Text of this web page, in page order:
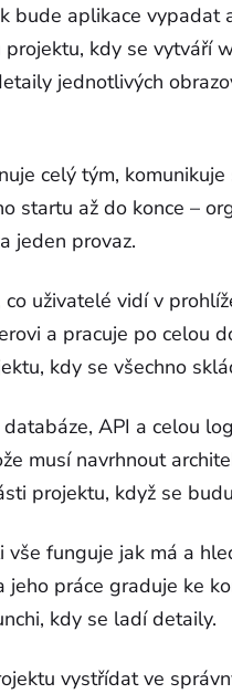
bude aplikace vypadat
kdy se vytváří
jednotlivých
celý tým,
startu až do konce –
jeden provaz.
uživatelé vidí v
a pracuje po celou
kdy se všechno
API a celou
musí navrhnout
projektu, když se
vše funguje jak má a
jeho práce graduje ke
kdy se ladí detaily.
vystřídat ve